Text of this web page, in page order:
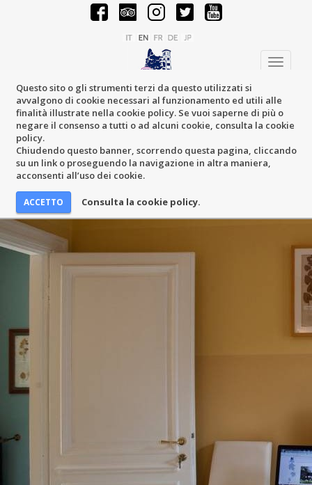
Questo sito o gli strumenti terzi da questo utilizzati si
avvalgono di cookie necessari al funzionamento ed utili alle
finalità illustrate nella cookie policy. Se vuoi saperne di più o
negare il consenso a tutti o ad alcuni cookie, consulta la cookie
policy.
Chiudendo questo banner, scorrendo questa pagina, cliccando
su un link o proseguendo la navigazione in altra maniera,
acconsenti all’uso dei cookie.
Consulta la cookie policy.
Toggle